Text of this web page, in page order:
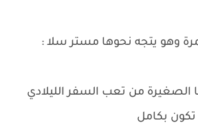
وهو يتجه نحوها مستر سلا :
الصغيرة من تعب السفر الليلادي
بكامل